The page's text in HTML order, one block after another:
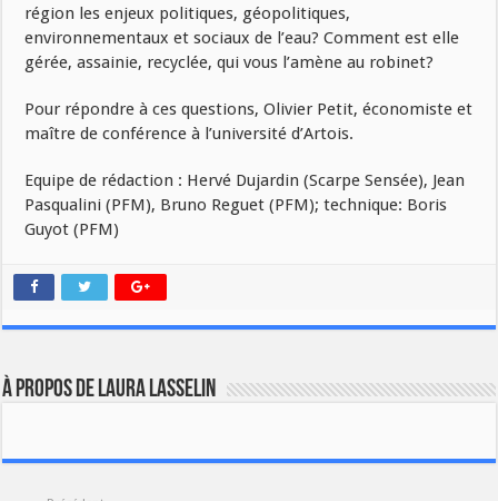
région les enjeux politiques, géopolitiques,
environnementaux et sociaux de l’eau? Comment est elle
gérée, assainie, recyclée, qui vous l’amène au robinet?
Pour répondre à ces questions, Olivier Petit, économiste et
maître de conférence à l’université d’Artois.
Equipe de rédaction : Hervé Dujardin (Scarpe Sensée), Jean
Pasqualini (PFM), Bruno Reguet (PFM); technique: Boris
Guyot (PFM)
À propos de laura lasselin